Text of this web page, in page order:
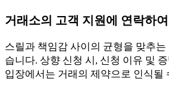
거래소의 고객 지원에 연락하
스릴과 책임감 사이의 균형을 맞추
습니다. 상향 신청 시, 신청 이유 및
입장에서는 거래의 제약으로 인식될